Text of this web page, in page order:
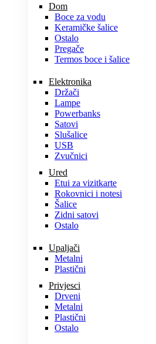
Dom
Boce za vodu
Keramičke šalice
Ostalo
Pregače
Termos boce i šalice
Elektronika
Držači
Lampe
Powerbanks
Satovi
Slušalice
USB
Zvučnici
Ured
Etui za vizitkarte
Rokovnici i notesi
Šalice
Zidni satovi
Ostalo
Upaljači
Metalni
Plastični
Privjesci
Drveni
Metalni
Plastični
Ostalo